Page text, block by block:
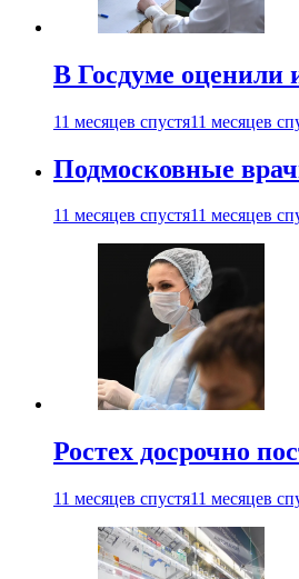
В Госдуме оценили
11 месяцев спустя11 месяцев
Подмосковные
11 месяцев спустя11 месяцев
Ростех досрочно
11 месяцев спустя11 месяцев